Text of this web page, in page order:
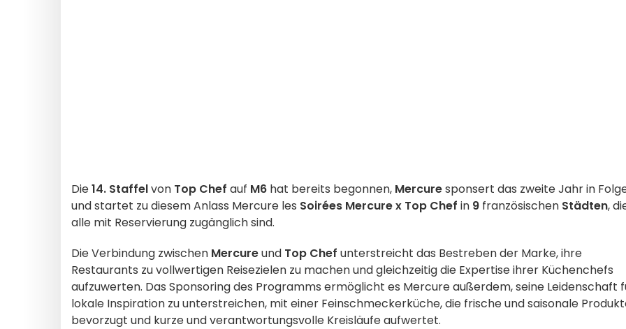
Die14. Staffelvon Top Chef auf M6 hat bereits begonnen, Mercuresponsert das zweite Jahr in
und startet zu diesem Anlass Mercure les Soirées Mercure x Top Chef in 9 französischen Städten,
alle mit Reservierung zugänglich sind.
Die Verbindung zwischen Mercureund Top Chef unterstreicht das Bestreben der Marke, ihre
Restaurants zu vollwertigen Reisezielen zu machen und gleichzeitig die Expertise ihrer Küchenchefs
aufzuwerten. Das Sponsoring des Programms ermöglicht es Mercure außerdem, seine Leidenschaft
lokale Inspiration zu unterstreichen, mit einer Feinschmeckerküche, die frische und saisonale
bevorzugt und kurze und verantwortungsvolle Kreisläufe aufwertet.